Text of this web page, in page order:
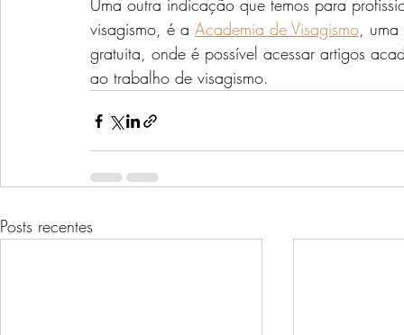
Uma outra indicação que temos para
visagismo, é a Academia de Visagismo,
gratuita, onde é possível acessar artigos
ao trabalho de visagismo.
Posts recentes